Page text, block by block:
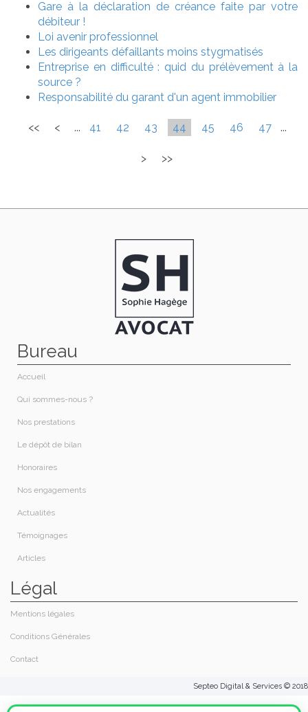
Gare à la déclaration de créance faite par votre
débiteur !
Loi avenir professionnel
Les dirigeants défaillants moins stygmatisés
Entreprise en difficulté : quid du prélèvement à la
source ?
Responsabilité du garant d'un agent immobilier
<< < ... 41 42 43 44 45 46 47 ...
> >>
Bureau
Accueil
Qui sommes-nous ?​
Nos prestations​
Le dépôt de bilan
Honoraires​
Nos engagements
Actualités
Témoignages
Articles
Légal
Contact
Mentions légales
Conditions Générales
Septeo Digital & Services © 2018